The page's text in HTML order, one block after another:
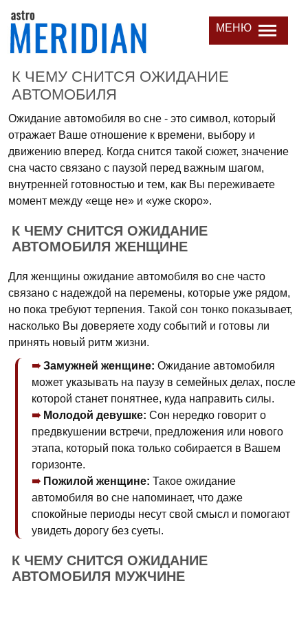
МЕНЮ
К ЧЕМУ СНИТСЯ ОЖИДАНИЕ
АВТОМОБИЛЯ
Ожидание автомобиля во сне - это символ, который
отражает Ваше отношение к времени, выбору и
движению вперед. Когда снится такой сюжет, значение
сна часто связано с паузой перед важным шагом,
внутренней готовностью и тем, как Вы переживаете
момент между «еще не» и «уже скоро».
К ЧЕМУ СНИТСЯ ОЖИДАНИЕ
АВТОМОБИЛЯ ЖЕНЩИНЕ
Для женщины ожидание автомобиля во сне часто
связано с надеждой на перемены, которые уже рядом,
но пока требуют терпения. Такой сон тонко показывает,
насколько Вы доверяете ходу событий и готовы ли
принять новый ритм жизни.
Замужней женщине: Ожидание автомобиля
может указывать на паузу в семейных делах, после
которой станет понятнее, куда направить силы.
Молодой девушке: Сон нередко говорит о
предвкушении встречи, предложения или нового
этапа, который пока только собирается в Вашем
горизонте.
Пожилой женщине: Такое ожидание
автомобиля во сне напоминает, что даже
спокойные периоды несут свой смысл и помогают
увидеть дорогу без суеты.
К ЧЕМУ СНИТСЯ ОЖИДАНИЕ
АВТОМОБИЛЯ МУЖЧИНЕ